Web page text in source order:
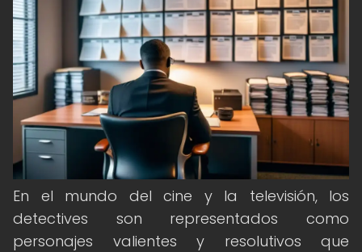
En el mundo del cine y la televisión, los
detectives son representados como
personajes valientes y resolutivos que